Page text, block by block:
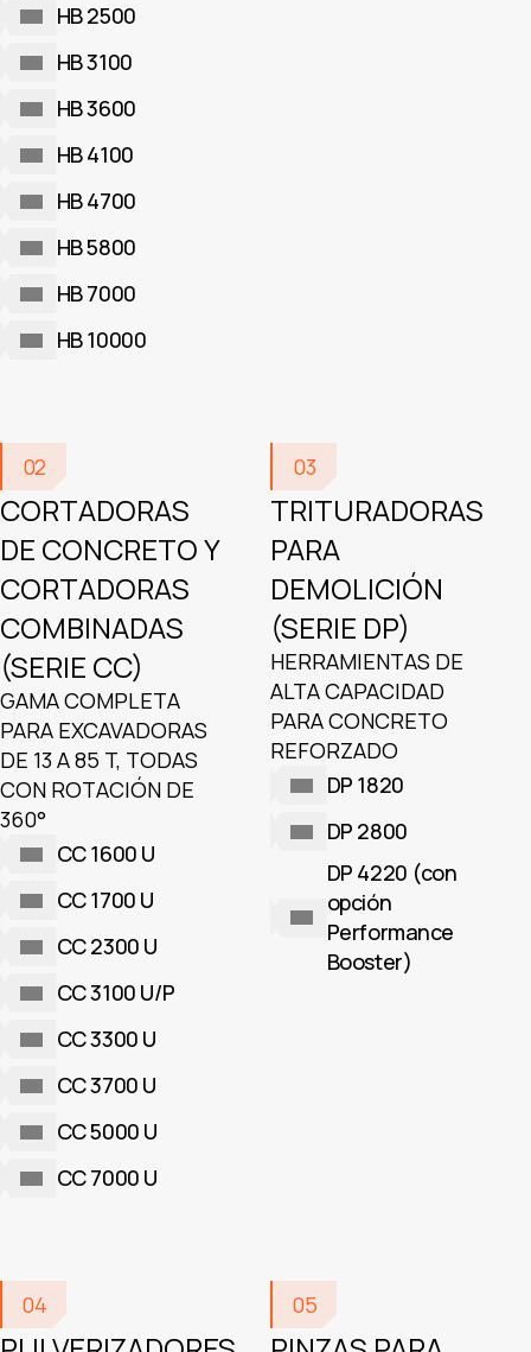
HB 2500
HB 3100
HB 3600
HB 4100
HB 4700
HB 5800
HB 7000
HB 10000
02
CORTADORAS
DE CONCRETO Y
CORTADORAS
COMBINADAS
(SERIE CC)
GAMA COMPLETA
PARA EXCAVADORAS
DE 13 A 85 T, TODAS
CON ROTACIÓN DE
360°
CC 1600 U
CC 1700 U
CC 2300 U
CC 3100 U/P
CC 3300 U
CC 3700 U
CC 5000 U
CC 7000 U
03
TRITURADORAS
PARA
DEMOLICIÓN
(SERIE DP)
HERRAMIENTAS DE
ALTA CAPACIDAD
PARA CONCRETO
REFORZADO
DP 1820
DP 2800
DP 4220 (con
opción
Performance
Booster)
04 05